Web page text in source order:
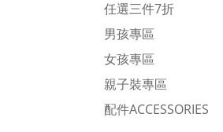
任選三件7折
男孩專區
女孩專區
親子裝專區
配件ACCESSORIES